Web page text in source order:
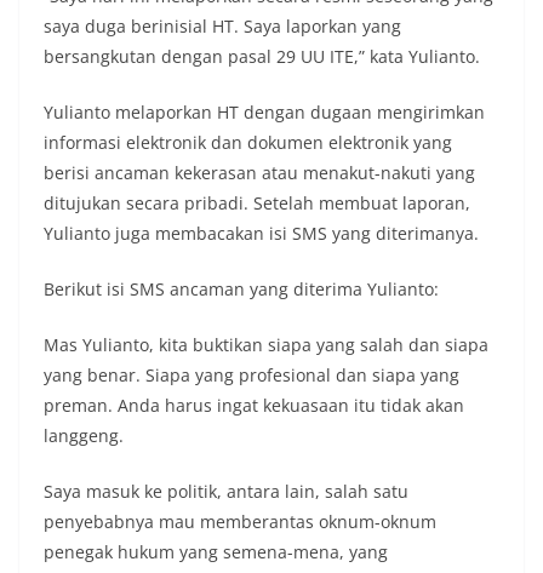
saya duga berinisial HT. Saya laporkan yang
bersangkutan dengan pasal 29 UU ITE,” kata Yulianto.
Yulianto melaporkan HT dengan dugaan mengirimkan
informasi elektronik dan dokumen elektronik yang
berisi ancaman kekerasan atau menakut-nakuti yang
ditujukan secara pribadi. ‎Setelah membuat laporan,
Yulianto juga membacakan isi SMS yang diterimanya.
Berikut isi SMS ancaman yang diterima Yulianto:
Mas Yulianto, kita buktikan siapa yang salah dan siapa
yang benar. Siapa yang profesional dan siapa yang
preman. Anda harus ingat kekuasaan itu tidak akan
langgeng.
Saya masuk ke politik, antara lain, salah satu
penyebabnya mau memberantas oknum-oknum
penegak hukum yang semena-mena, yang